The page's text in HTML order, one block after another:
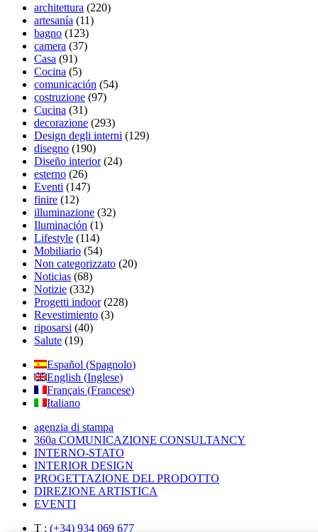
architettura (220)
artesanía (11)
bagno (123)
camera (37)
Casa (91)
Cocina (5)
comunicación (54)
costruzione (97)
Cucina (31)
decorazione (293)
Design degli interni (129)
disegno (190)
Diseño interior(24)
esterno (26)
Eventi (147)
finire (12)
illuminazione (32)
Iluminación (1)
Lifestyle (114)
Mobiliario (54)
Non categorizzato (20)
Noticias (68)
Notizie (332)
Progetti indoor(228)
Revestimiento (3)
riposarsi (40)
Salute (19)
Español (Spagnolo)
English (Inglese)
Français (Francese)
Italiano
agenzia di stampa
360a COMUNICAZIONE CONSULTANCY
INTERNO-STATO
INTERIOR DESIGN
PROGETTAZIONE DEL PRODOTTO
DIREZIONE ARTISTICA
EVENTI
T : (+34) 934 069 677